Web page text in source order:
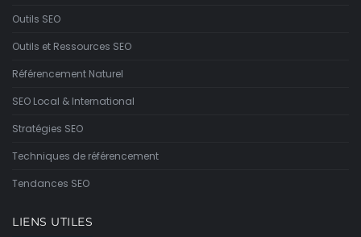
Outils SEO
Outils et Ressources SEO
Référencement Naturel
SEO Local & International
Stratégies SEO
Techniques de référencement
Tendances SEO
LIENS UTILES